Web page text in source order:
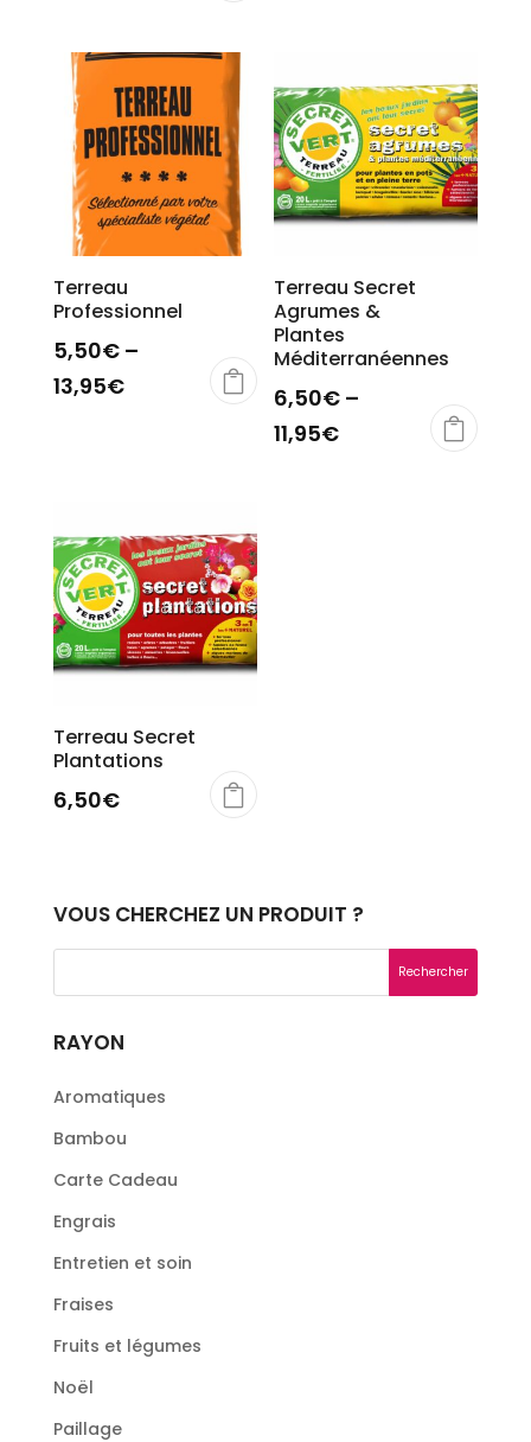
Terreau
Professionnel
5,50€–
13,95€
Terreau Secret
Agrumes &
Plantes
Méditerranéennes
6,50€ –
11,95€
Terreau Secret
Plantations
6,50€
VOUS CHERCHEZ UN PRODUIT ?
RAYON
Aromatiques
Bambou
Carte Cadeau
Engrais
Entretien et soin
Fraises
Fruits et légumes
Noël
Paillage